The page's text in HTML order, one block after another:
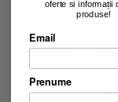
oferte si informații
produse!
Email
Prenume